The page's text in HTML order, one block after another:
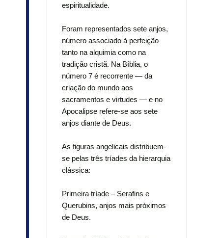
espiritualidade.
Foram representados sete anjos,
número associado à perfeição
tanto na alquimia como na
tradição cristã. Na Bíblia, o
número 7 é recorrente — da
criação do mundo aos
sacramentos e virtudes — e no
Apocalipse refere-se aos sete
anjos diante de Deus.
As figuras angelicais distribuem-
se pelas três tríades da hierarquia
clássica:
Primeira tríade – Serafins e
Querubins, anjos mais próximos
de Deus.